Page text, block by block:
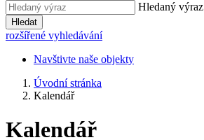
Hledaný výraz
Hledat
rozšířené vyhledávání
Navštivte naše objekty
Úvodní stránka
Kalendář
Kalendář